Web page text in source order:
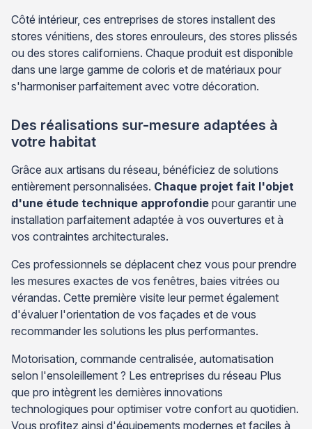
Côté intérieur, ces entreprises de stores installent des
stores vénitiens, des stores enrouleurs, des stores plissés
ou des stores californiens. Chaque produit est disponible
dans une large gamme de coloris et de matériaux pour
s'harmoniser parfaitement avec votre décoration.
Des réalisations sur-mesure adaptées à
votre habitat
Grâce aux artisans du réseau, bénéficiez de solutions
entièrement personnalisées. Chaque projet fait l'objet
d'une étude technique approfondie pour garantir une
installation parfaitement adaptée à vos ouvertures et à
vos contraintes architecturales.
Ces professionnels se déplacent chez vous pour prendre
les mesures exactes de vos fenêtres, baies vitrées ou
vérandas. Cette première visite leur permet également
d'évaluer l'orientation de vos façades et de vous
recommander les solutions les plus performantes.
Motorisation, commande centralisée, automatisation
selon l'ensoleillement ? Les entreprises du réseau Plus
que pro intègrent les dernières innovations
technologiques pour optimiser votre confort au quotidien.
Vous profitez ainsi d'équipements modernes et faciles à